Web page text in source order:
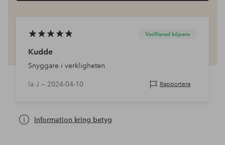
Verifierad köpare
Kudde
Snyggare i verkligheten
Ia J — 2024-04-10 Rapportera
Information kring betyg